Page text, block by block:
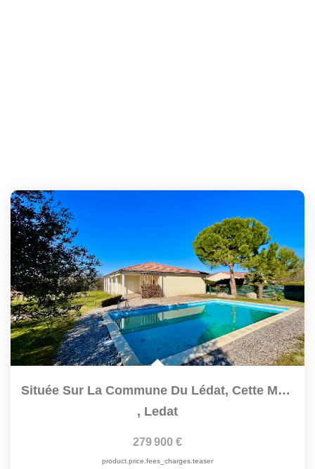
Située Sur La Commune Du Lédat, Cette Maison Récente De...
, Ledat
279 900 €
product.price.fees_charges.teaser